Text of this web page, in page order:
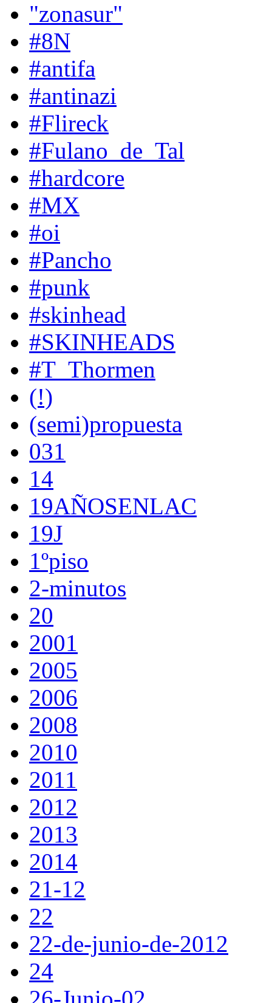
"zonasur"
#8N
#antifa
#antinazi
#Flireck
#Fulano_de_Tal
#hardcore
#MX
#oi
#Pancho
#punk
#skinhead
#SKINHEADS
#T_Thormen
(!)
(semi)propuesta
031
14
19AÑOSENLAC
19J
1ºpiso
2-minutos
20
2001
2005
2006
2008
2010
2011
2012
2013
2014
21-12
22
22-de-junio-de-2012
24